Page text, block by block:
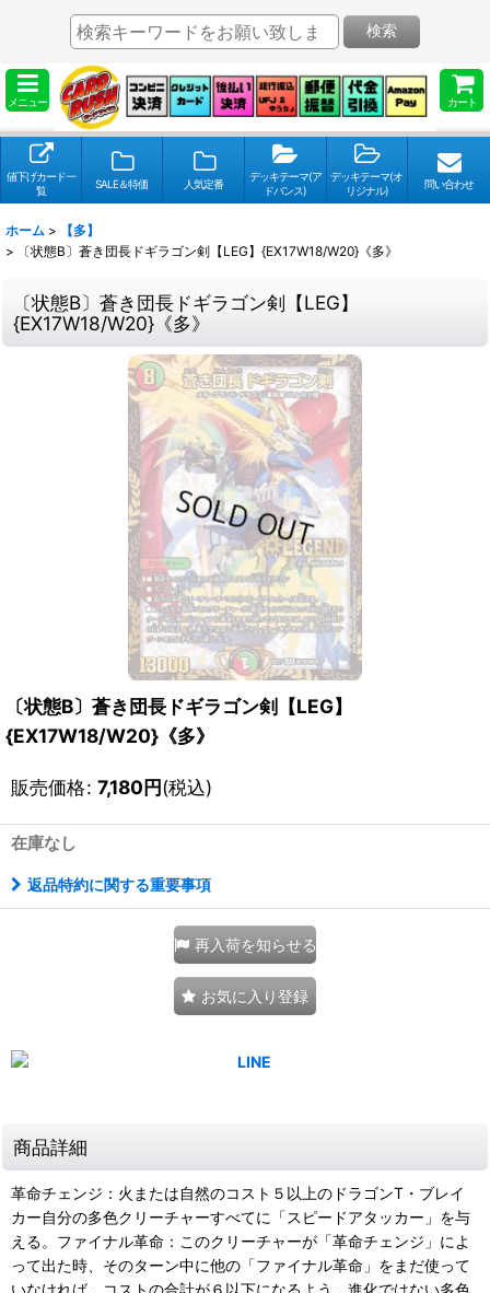
メニュー カート
検索
値下げカード一
覧
SALE＆特価 人気定番
デッキテーマ(ア
ドバンス)
デッキテーマ(オ
リジナル)
問い合わせ
ホーム >
【多】
>
〔状態B〕蒼き団長ドギラゴン剣【LEG】{EX17W18/W20}《多》
〔状態B〕蒼き団長ドギラゴン剣【LEG】
{EX17W18/W20}《多》
〔状態B〕蒼き団長ドギラゴン剣【LEG】
{EX17W18/W20}《多》
販売価格: 7,180円(税込)
在庫なし
返品特約に関する重要事項
再入荷を知らせる
お気に入り登録
商品詳細
革命チェンジ：火または自然のコスト５以上のドラゴンT・ブレイ
カー自分の多色クリーチャーすべてに「スピードアタッカー」を与
える。ファイナル革命：このクリーチャーが「革命チェンジ」によ
って出た時、そのターン中に他の「ファイナル革命」をまだ使って